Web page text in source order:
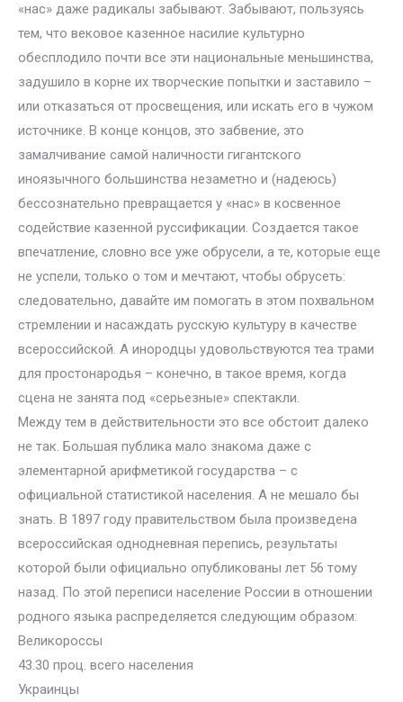
«нас» даже радикалы забывают. Забывают, пользуясь
тем, что вековое казенное насилие культурно
обесплодило почти все эти национальные меньшинства,
задушило в корне их творческие попытки и заставило –
или отказаться от просвещения, или искать его в чужом
источнике. В конце концов, это забвение, это
замалчивание самой наличности гигантского
иноязычного большинства незаметно и (надеюсь)
бессознательно превращается у «нас» в косвенное
содействие казенной руссификации. Создается такое
впечатление, словно все уже обрусели, а те, которые еще
не успели, только о том и мечтают, чтобы обрусеть:
следовательно, давайте им помогать в этом похвальном
стремлении и насаждать русскую культуру в качестве
всероссийской. А инородцы удовольствуются теа трами
для простонародья – конечно, в такое время, когда
сцена не занята под «серьезные» спектакли.
Между тем в действительности это все обстоит далеко
не так. Большая публика мало знакома даже с
элементарной арифметикой государства – с
официальной статистикой населения. А не мешало бы
знать. В 1897 году правительством была произведена
всероссийская однодневная перепись, результаты
которой были официально опубликованы лет 56 тому
назад. По этой переписи население России в отношении
родного языка распределяется следующим образом:
Великороссы
43.30 проц. всего населения
Украинцы